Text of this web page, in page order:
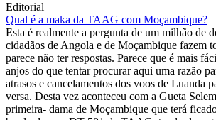
Editorial
Qual é a maka da TAAG com Moçambique?
Esta é realmente a pergunta de um milhão de
cidadãos de Angola e de Moçambique fazem
parece não ter respostas. Parece que é mais
anjos do que tentar procurar aqui uma razão
atrasos e cancelamentos dos voos de Luanda
versa. Desta vez aconteceu com a Gueta
primeira- dama de Moçambique que terá